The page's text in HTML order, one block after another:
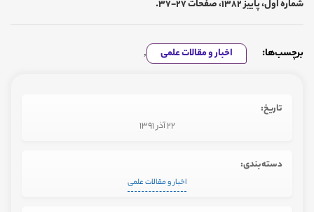
شماره اول، پاييز 1382، صفحات 27-37.
برچسب‌ها: اخبار و مقالات علمی ,
تاریخ:
22 آذر 1391
دسته‌بندی:
اخبار و مقالات علمی